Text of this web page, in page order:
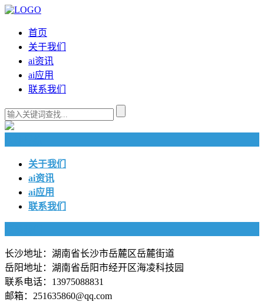
首页
关于我们
ai资讯
ai应用
联系我们
关于我们
ai资讯
ai应用
联系我们
长沙地址：湖南省长沙市岳麓区岳麓街道
岳阳地址：湖南省岳阳市经开区海凌科技园
联系电话：13975088831
邮箱：251635860@qq.com